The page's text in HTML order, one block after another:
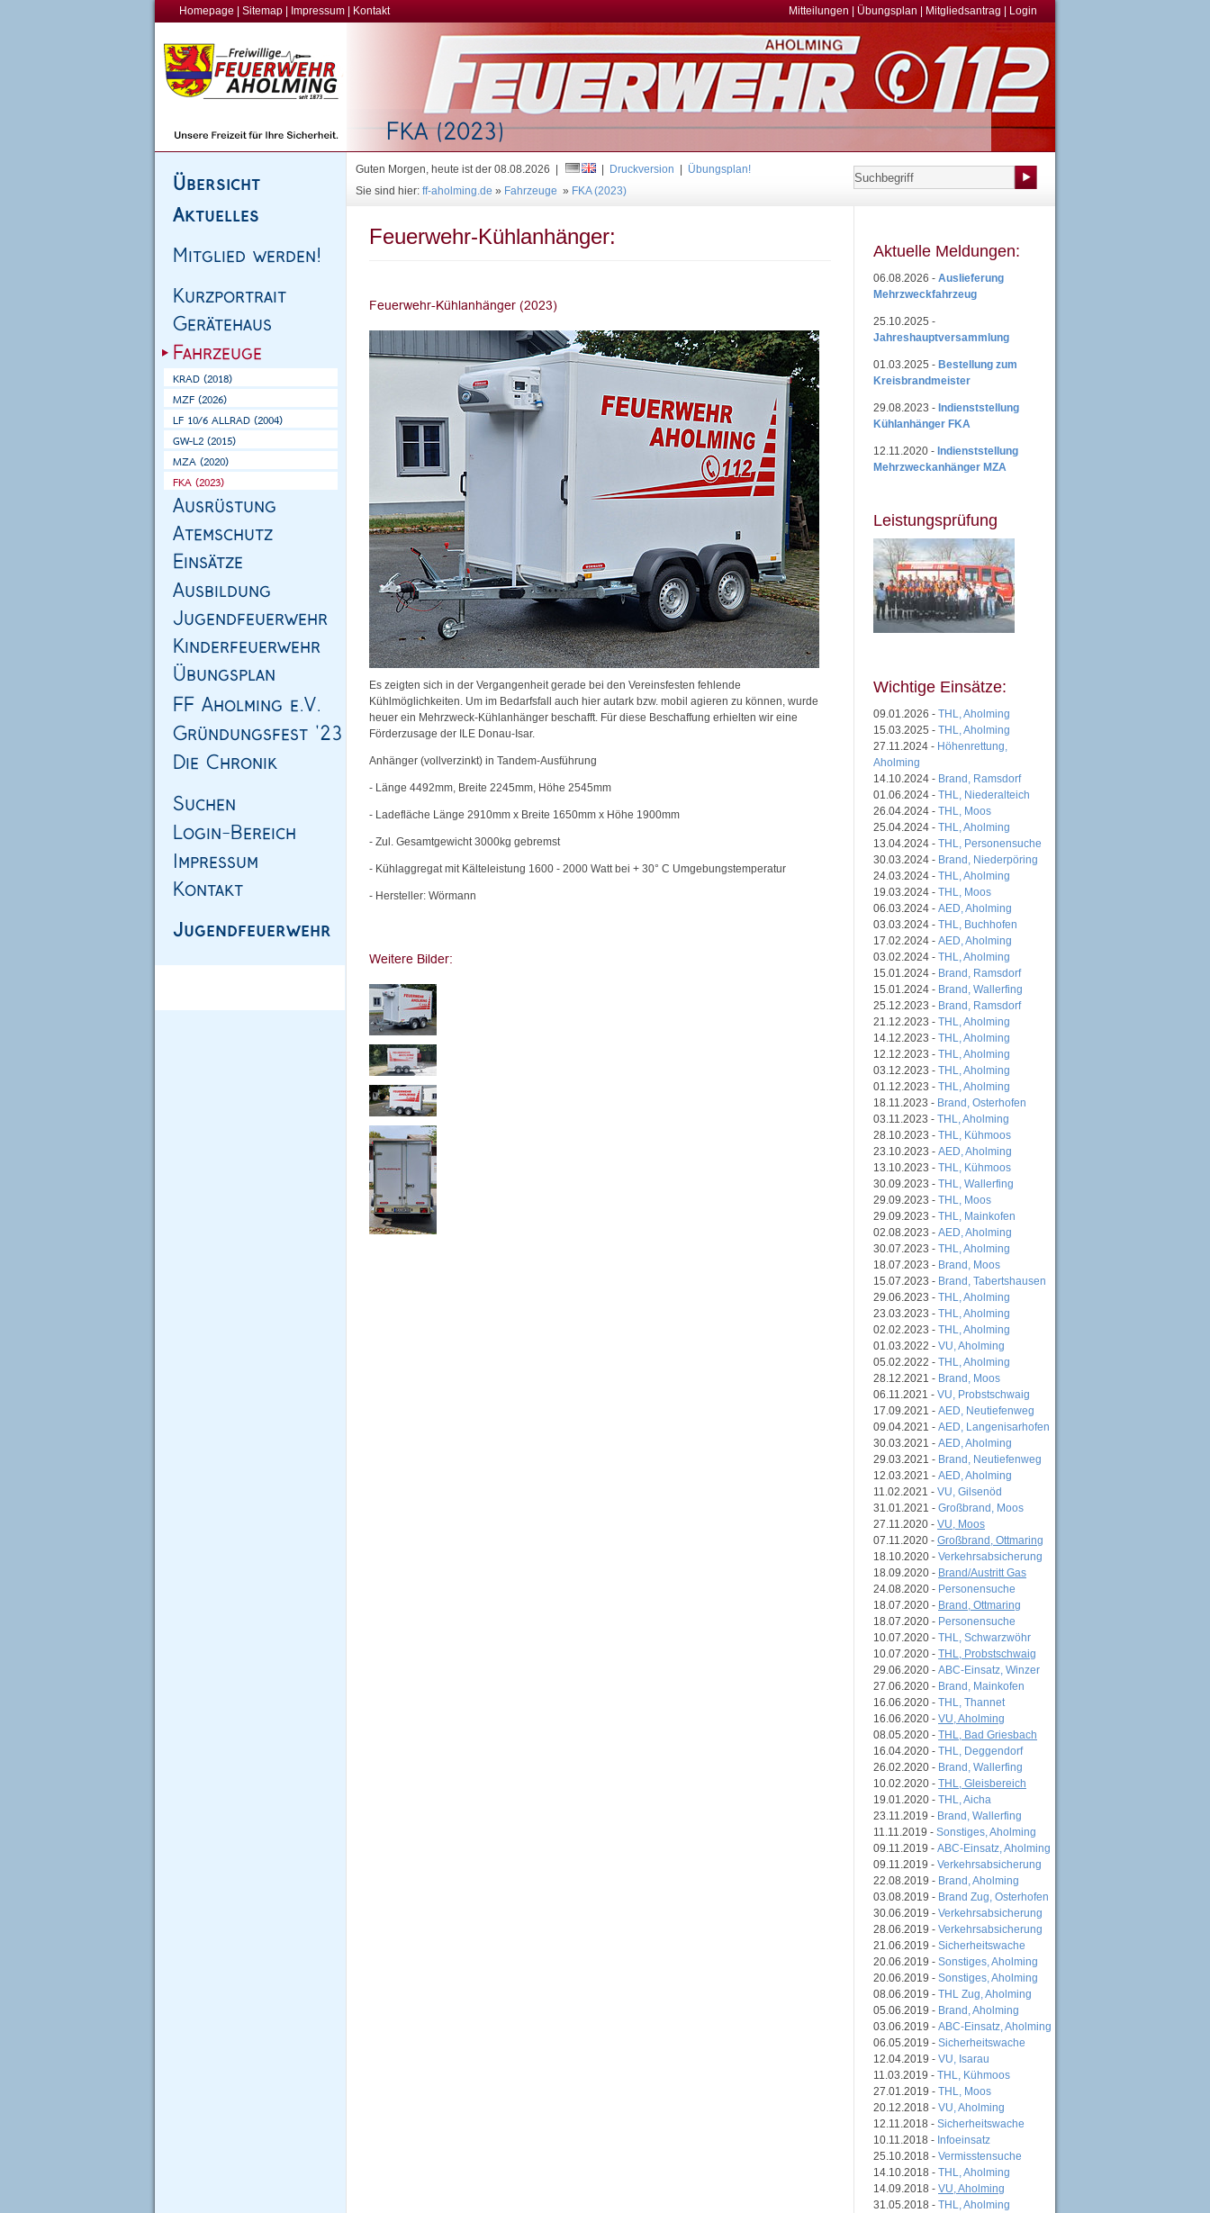
Homepage Sitemap Impressum Kontakt Mitteilungen Übungsplan Mitgliedsantrag Login
Guten Morgen, heute ist der 08.08.2026 | Druckversion
Übungsplan!
Sie sind hier: ff-aholming.de » Fahrzeuge » FKA (2023)
Feuerwehr-Kühlanhänger:
Es zeigten sich in der Vergangenheit gerade bei den Vereinsfesten fehlende
Kühlmöglichkeiten. Um im Bedarfsfall auch hier autark bzw. mobil agieren zu können, wurde
heuer ein Mehrzweck-Kühlanhänger beschafft. Für diese Beschaffung erhielten wir eine
Förderzusage der ILE Donau-Isar.
Anhänger (vollverzinkt) in Tandem-Ausführung
- Länge 4492mm, Breite 2245mm, Höhe 2545mm
- Ladefläche Länge 2910mm x Breite 1650mm x Höhe 1900mm
- Zul. Gesamtgewicht 3000kg gebremst
- Kühlaggregat mit Kälteleistung 1600 - 2000 Watt bei + 30° C Umgebungstemperatur
- Hersteller: Wörmann
Aktuelle Meldungen:
06.08.2026 - Auslieferung
Mehrzweckfahrzeug
25.10.2025 -
Jahreshauptversammlung
01.03.2025 - Bestellung zum
Kreisbrandmeister
29.08.2023 - Indienststellung
Kühlanhänger FKA
12.11.2020 - Indienststellung
Mehrzweckanhänger MZA
Leistungsprüfung
Wichtige Einsätze:
09.01.2026 - THL, Aholming
15.03.2025 - THL, Aholming
27.11.2024 - Höhenrettung,
Aholming
14.10.2024 - Brand, Ramsdorf
01.06.2024 - THL, Niederalteich
26.04.2024 - THL, Moos
25.04.2024 - THL, Aholming
13.04.2024 - THL, Personensuche
30.03.2024 - Brand, Niederpöring
24.03.2024 - THL, Aholming
19.03.2024 - THL, Moos
06.03.2024 - AED, Aholming
03.03.2024 - THL, Buchhofen
17.02.2024 - AED, Aholming
03.02.2024 - THL, Aholming
15.01.2024 - Brand, Ramsdorf
15.01.2024 - Brand, Wallerfing
25.12.2023 - Brand, Ramsdorf
21.12.2023 - THL, Aholming
14.12.2023 - THL, Aholming
12.12.2023 - THL, Aholming
03.12.2023 - THL, Aholming
01.12.2023 - THL, Aholming
18.11.2023 - Brand, Osterhofen
03.11.2023 - THL, Aholming
28.10.2023 - THL, Kühmoos
23.10.2023 - AED, Aholming
13.10.2023 - THL, Kühmoos
30.09.2023 - THL, Wallerfing
29.09.2023 - THL, Moos
29.09.2023 - THL, Mainkofen
02.08.2023 - AED, Aholming
30.07.2023 - THL, Aholming
18.07.2023 - Brand, Moos
15.07.2023 - Brand, Tabertshausen
29.06.2023 - THL, Aholming
23.03.2023 - THL, Aholming
02.02.2023 - THL, Aholming
01.03.2022 - VU, Aholming
05.02.2022 - THL, Aholming
28.12.2021 - Brand, Moos
06.11.2021 - VU, Probstschwaig
17.09.2021 - AED, Neutiefenweg
09.04.2021 - AED, Langenisarhofen
30.03.2021 - AED, Aholming
29.03.2021 - Brand, Neutiefenweg
12.03.2021 - AED, Aholming
11.02.2021 - VU, Gilsenöd
31.01.2021 - Großbrand, Moos
27.11.2020 - VU, Moos
07.11.2020 - Großbrand, Ottmaring
18.10.2020 - Verkehrsabsicherung
18.09.2020 - Brand/Austritt Gas
24.08.2020 - Personensuche
18.07.2020 - Brand, Ottmaring
18.07.2020 - Personensuche
10.07.2020 - THL, Schwarzwöhr
10.07.2020 - THL, Probstschwaig
29.06.2020 - ABC-Einsatz, Winzer
27.06.2020 - Brand, Mainkofen
16.06.2020 - THL, Thannet
16.06.2020 - VU, Aholming
08.05.2020 - THL, Bad Griesbach
16.04.2020 - THL, Deggendorf
26.02.2020 - Brand, Wallerfing
10.02.2020 - THL, Gleisbereich
19.01.2020 - THL, Aicha
23.11.2019 - Brand, Wallerfing
11.11.2019 - Sonstiges, Aholming
09.11.2019 - ABC-Einsatz, Aholming
09.11.2019 - Verkehrsabsicherung
22.08.2019 - Brand, Aholming
03.08.2019 - Brand Zug, Osterhofen
30.06.2019 - Verkehrsabsicherung
28.06.2019 - Verkehrsabsicherung
21.06.2019 - Sicherheitswache
20.06.2019 - Sonstiges, Aholming
20.06.2019 - Sonstiges, Aholming
08.06.2019 - THL Zug, Aholming
05.06.2019 - Brand, Aholming
03.06.2019 - ABC-Einsatz, Aholming
06.05.2019 - Sicherheitswache
12.04.2019 - VU, Isarau
11.03.2019 - THL, Kühmoos
27.01.2019 - THL, Moos
20.12.2018 - VU, Aholming
12.11.2018 - Sicherheitswache
10.11.2018 - Infoeinsatz
25.10.2018 - Vermisstensuche
14.10.2018 - THL, Aholming
14.09.2018 - VU, Aholming
31.05.2018 - THL, Aholming